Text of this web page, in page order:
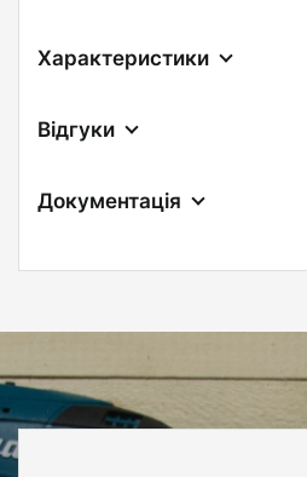
Характеристики
Відгуки
Документація